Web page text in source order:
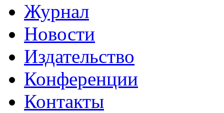
Журнал
Новости
Издательство
Конференции
Контакты